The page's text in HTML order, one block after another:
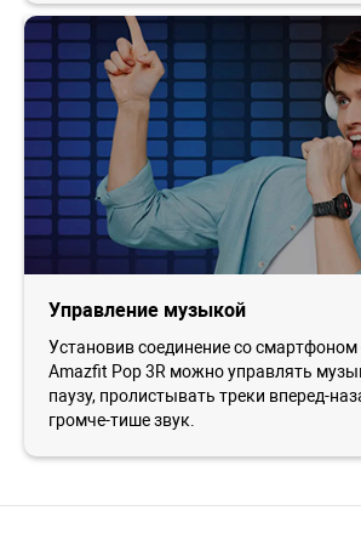
Управление музыкой
Установив соединение со
Amazfit Pop 3R можно управлять
паузу, пролистывать треки вперед-
громче-тише звук.